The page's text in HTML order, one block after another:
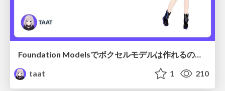
Foundation Modelsでボクセルモデルは作れるのか？
taat
1 210